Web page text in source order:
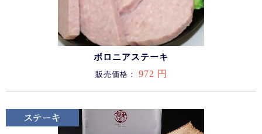
ボロニアステーキ
販売価格： 972 円